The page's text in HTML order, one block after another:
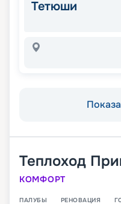
Тетюши
Теплоход
КОМФОРТ
ПАЛУБЫ РЕНОВАЦИЯ